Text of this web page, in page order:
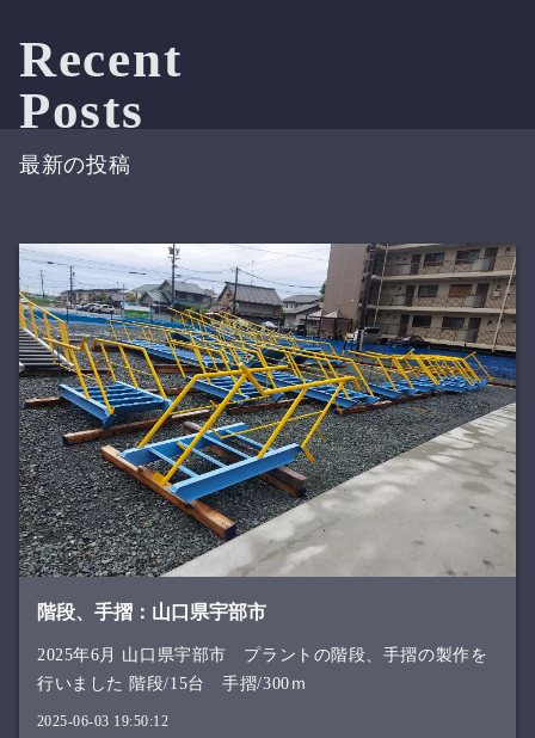
Recent
Posts
最新の投稿
階段、手摺：山口県宇部市
2025年6月 山口県宇部市 プラントの階段、手摺の製作を
行いました 階段/15台 手摺/300ｍ
2025-06-03 19:50:12